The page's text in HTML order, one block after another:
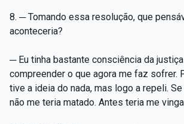
8. ─ Tomando essa resolução, que
aconteceria?
─ Eu tinha bastante consciência da
compreender o que agora me faz sofrer.
tive a ideia do nada, mas logo a repeli.
não me teria matado. Antes teria me